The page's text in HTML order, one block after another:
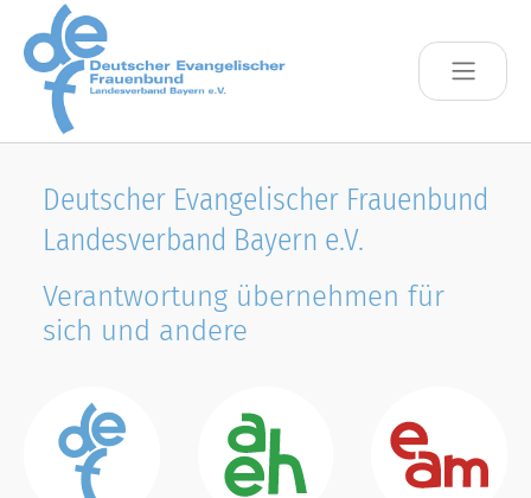
Skip to main content
Deutscher Evangelischer Frauenbund
Landesverband Bayern e.V.
Verantwortung übernehmen für
sich und andere